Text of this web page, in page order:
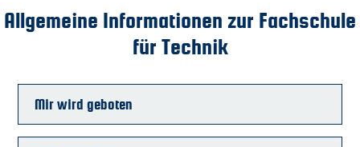
Allgemeine Informationen zur Fachschule
für Technik
Mir wird geboten